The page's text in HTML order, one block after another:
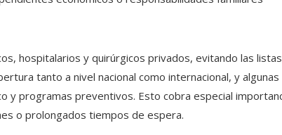
hospitalarios y quirúrgicos privados, evitando las
tanto a nivel nacional como internacional, y algunas
y programas preventivos. Esto cobra especial
o prolongados tiempos de espera.